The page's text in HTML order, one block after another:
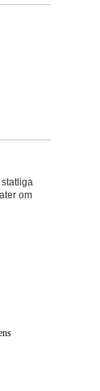
om